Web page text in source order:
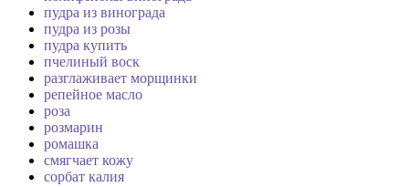
пудра из винограда
пудра из розы
пудра купить
пчелиный воск
разглаживает морщинки
репейное масло
роза
розмарин
ромашка
смягчает кожу
сорбат калия